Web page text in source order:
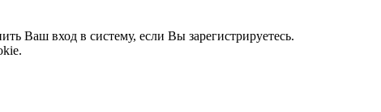
Ваш вход в систему, если Вы зарегистрируетесь.